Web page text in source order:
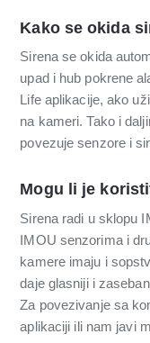
Kako se okida
Sirena se okida
upad i hub pokrene
Life aplikacije, ako
na kameri. Tako i
povezuje senzore i
Mogu li je
Sirena radi u sklopu
IMOU senzorima i
kamere imaju i
daje glasniji i
Za povezivanje sa
aplikaciji ili nam javi